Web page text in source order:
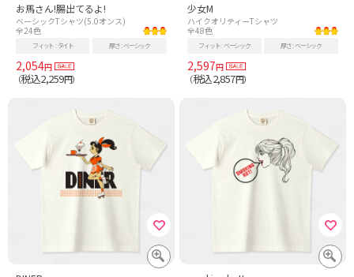
お馬さん!腸出てるよ!
ベーシックTシャツ(5.0オンス)
全24色
フィット タイト 厚さ ベーシック
2,054円
（税込2,259円）
少女M
ハイクオリティーTシャツ
全48色
フィット ベーシック 厚さ ベーシック
2,597円
（税込2,857円）